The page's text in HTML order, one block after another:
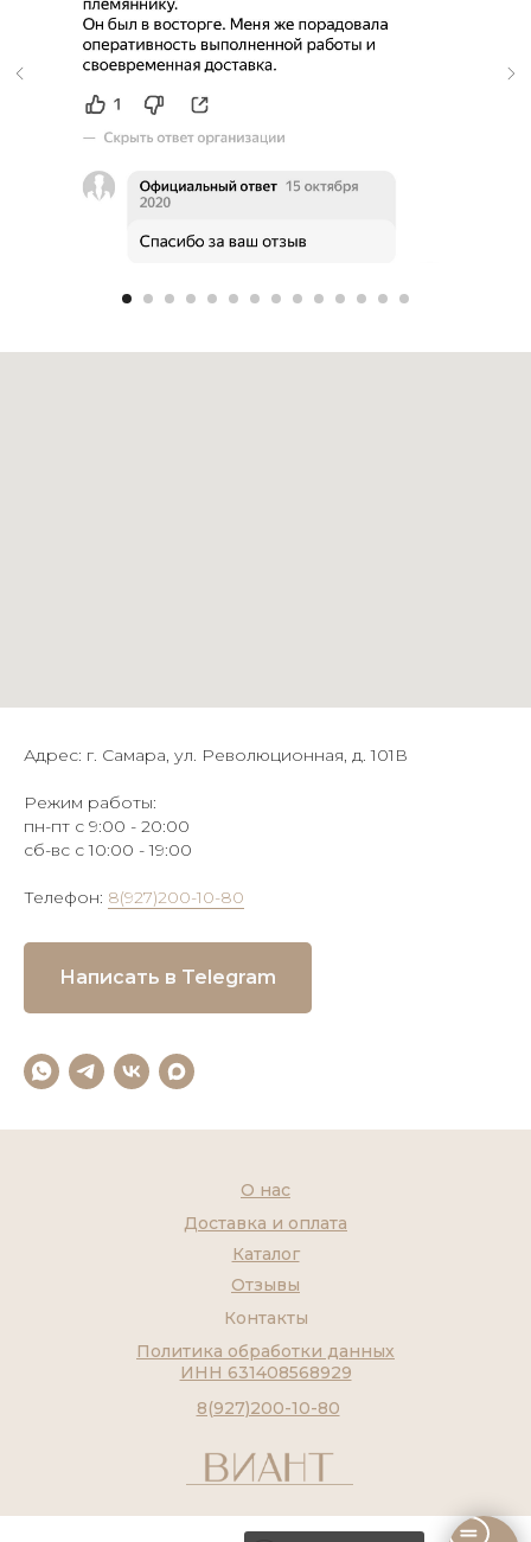
Адрес: г. Самара, ул. Революционная, д. 101В
Режим работы:
пн-пт с 9:00 - 20:00
сб-вс с 10:00 - 19:00
Телефон: 8(927)200-10-80
Написать в Telegram
Контакты
8(927)200-10-80
Каталог
О нас
Доставка и оплата
Отзывы
Политика обработки данных
ИНН 631408568929